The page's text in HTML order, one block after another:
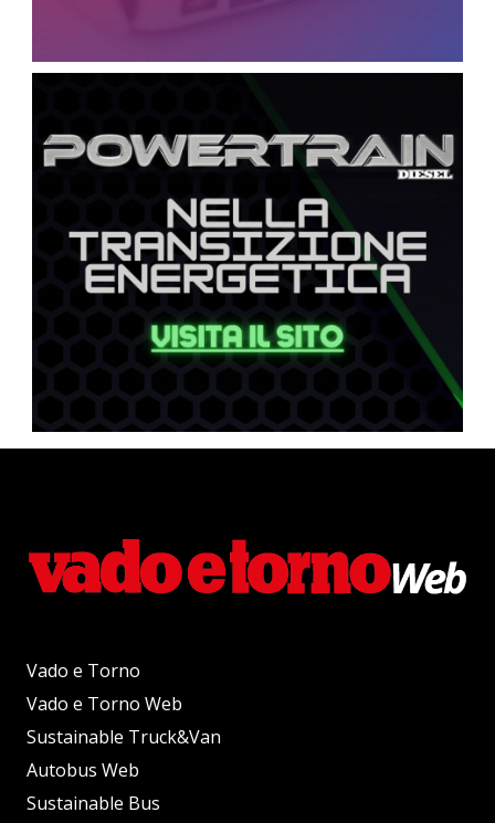
Vado e Torno
Vado e Torno Web
Sustainable Truck&Van
Autobus Web
Sustainable Bus